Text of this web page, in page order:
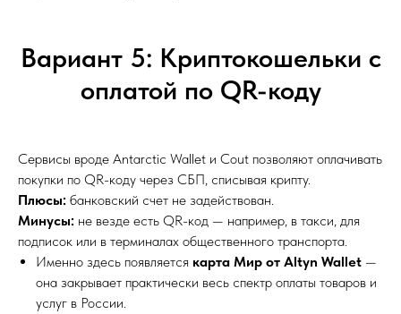
Вариант 5: Криптокошельки с
оплатой по QR-коду
Сервисы вроде Antarctic Wallet и Cout позволяют оплачивать
покупки по QR-коду через СБП, списывая крипту.
Плюсы: банковский счет не задействован.
Минусы: не везде есть QR-код — например, в такси, для
подписок или в терминалах общественного транспорта.
Именно здесь появляется карта Мир от Altyn Wallet —
она закрывает практически весь спектр оплаты товаров и
услуг в России.